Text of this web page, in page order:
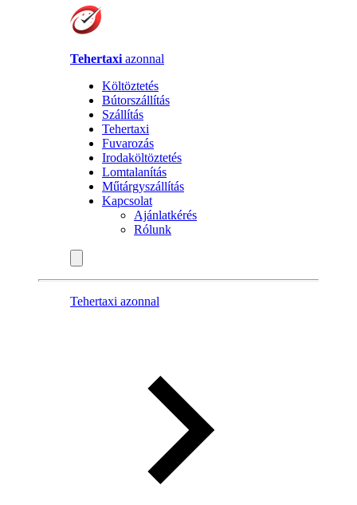
Tehertaxi azonnal
Költöztetés
Bútorszállítás
Szállítás
Tehertaxi
Fuvarozás
Irodaköltöztetés
Lomtalanítás
Műtárgyszállítás
Kapcsolat
Ajánlatkérés
Rólunk
Tehertaxi azonnal